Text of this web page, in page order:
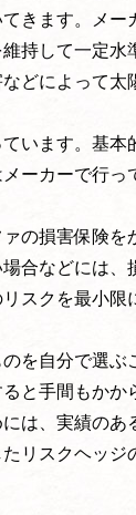
きます。メー
持して一定水
どによって太
います。基本
ーカーで行っ
の損害保険を
合などには、
スクを最小限
を自分で選ぶ
と手間もかか
は、実績のあ
リスクヘッジ